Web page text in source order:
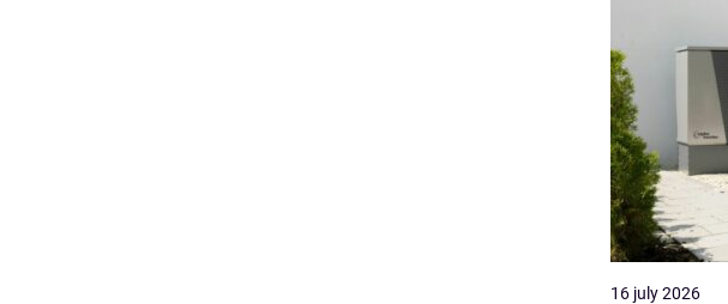
16 july 2026